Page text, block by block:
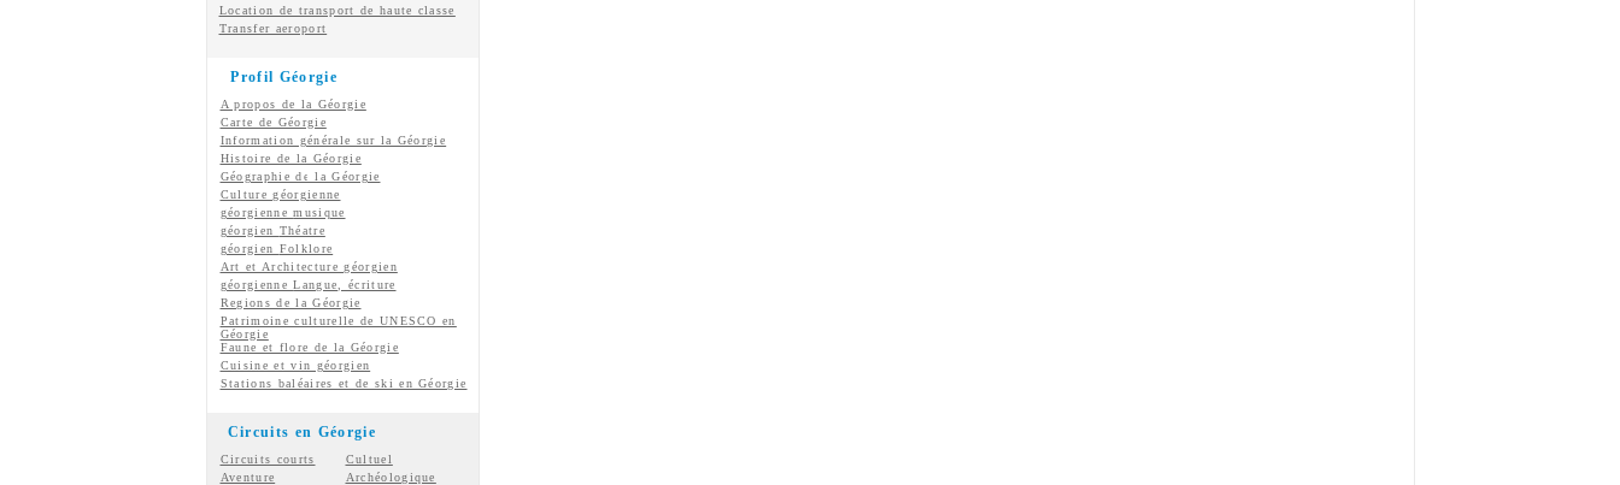
Location de transport de haute classe
Transfer aeroport
Profil Géorgie
A propos de la Géorgie
Carte de Géorgie
Information générale sur la Géorgie
Histoire de la Géorgie
Géographie de la Géorgie
Culture géorgienne
géorgiennemusique
géorgien Théatre
géorgien Folklore
Art et Architecture géorgien
géorgienneLangue, écriture
Regions de la Géorgie
Patrimoine culturelle de UNESCO en
Géorgie
Faune et flore de la Géorgie
Cuisine et vin géorgien
Stations baléaires et de ski en Géorgie
Circuits en Géorgie
Circuits courts
Cultuel
Aventure
Archéologique